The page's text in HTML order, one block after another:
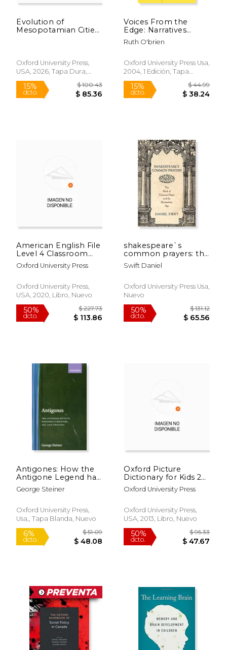
15%
dcto.
Evolution of
Mesopotamian Cities
Oxford University Press,
USA, 2026, Tapa Dura,
Nuevo
15%
Voices From the
Edge: Narratives
About the Americans
With Disabilities act
Ruth O'brien
Oxford University Press Usa,
2004, 1 Edición, Tapa
Blanda, Nuevo
15%
American English File
Level 4 Classroom
Presentation Tool
Access Card (en
Oxford University Press
Oxford University Press,
USA, 2020, Libro, Nuevo
shakespeare`s
common prayers: the
book of common
prayer and the
Inglés)
Swift Daniel
Oxford University Press Usa,
Nuevo
Antigones: How the
Antigone Legend has
Endured in Western
Literature, Art, and
Paperbacks)
George Steiner
Oxford University Press,
Usa,, Tapa Blanda, Nuevo
Oxford Picture
Dictionary for Kids 2e
Ebook Pack (en
Inglés)
Oxford University Press
Oxford University Press,
USA, 2013, Libro, Nuevo